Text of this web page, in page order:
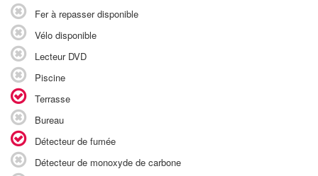
Fer à repasser disponible
Vélo disponible
Lecteur DVD
Piscine
Terrasse
Bureau
Détecteur de fumée
Détecteur de monoxyde de carbone